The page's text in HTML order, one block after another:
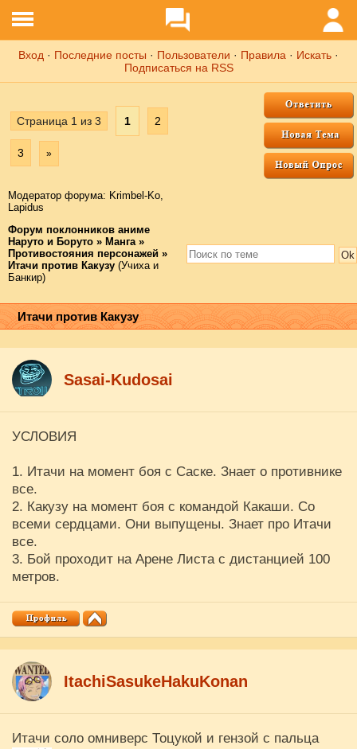
Вход · Последние посты · Пользователи · Правила · Искать ·
Подписаться на RSS
Страница 1 из 3 1 2
3 »
Модератор форума: Krimbel-Ko,
Lapidus
Форум поклонников аниме
Наруто и Боруто » Манга »
Противостояния персонажей »
Итачи против Какузу (Учиха и
Банкир)
Итачи против Какузу
Sasai-Kudosai
УСЛОВИЯ
1. Итачи на момент боя с Саске. Знает о противнике
все.
2. Какузу на момент боя с командой Какаши. Со
всеми сердцами. Они выпущены. Знает про Итачи
все.
3. Бой проходит на Арене Листа с дистанцией 100
метров.
ItachiSasukeHakuKonan
Итачи соло омниверс Тоцукой и гензой с пальца